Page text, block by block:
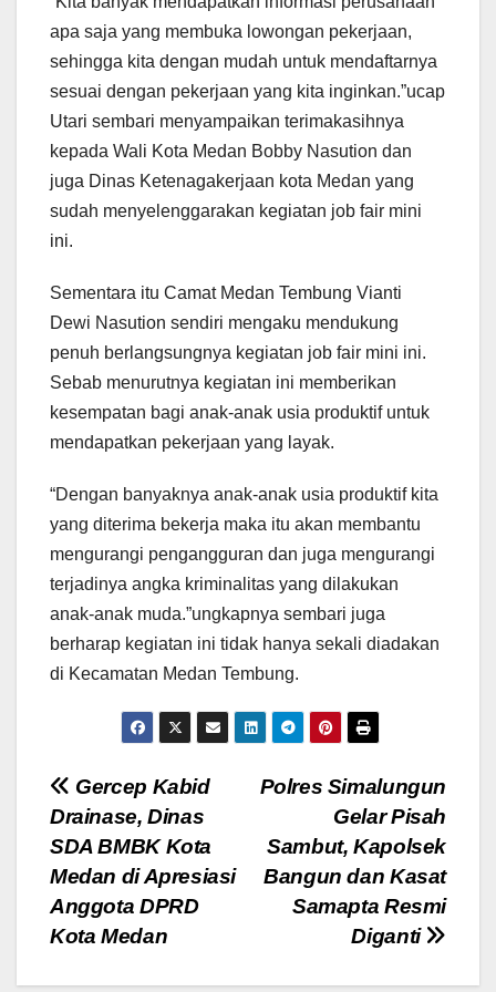
apa saja yang membuka lowongan pekerjaan,
sehingga kita dengan mudah untuk mendaftarnya
sesuai dengan pekerjaan yang kita inginkan.”ucap
Utari sembari menyampaikan terimakasihnya
kepada Wali Kota Medan Bobby Nasution dan
juga Dinas Ketenagakerjaan kota Medan yang
sudah menyelenggarakan kegiatan job fair mini
ini.
Sementara itu Camat Medan Tembung Vianti
Dewi Nasution sendiri mengaku mendukung
penuh berlangsungnya kegiatan job fair mini ini.
Sebab menurutnya kegiatan ini memberikan
kesempatan bagi anak-anak usia produktif untuk
mendapatkan pekerjaan yang layak.
“Dengan banyaknya anak-anak usia produktif kita
yang diterima bekerja maka itu akan membantu
mengurangi pengangguran dan juga mengurangi
terjadinya angka kriminalitas yang dilakukan
anak-anak muda.”ungkapnya sembari juga
berharap kegiatan ini tidak hanya sekali diadakan
di Kecamatan Medan Tembung.
Navigasi
pos
Polres Simalungun
Gelar Pisah
Sambut, Kapolsek
Bangun dan Kasat
Samapta Resmi
Diganti
Gercep Kabid
Drainase, Dinas
SDA BMBK Kota
Medan di Apresiasi
Anggota DPRD
Kota Medan